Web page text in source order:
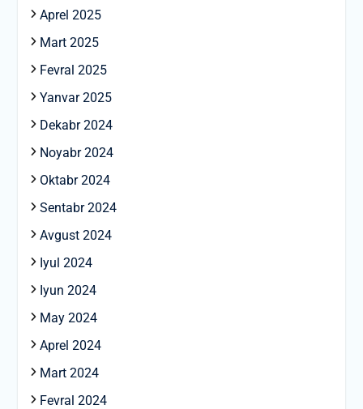
Aprel 2025
Mart 2025
Fevral 2025
Yanvar 2025
Dekabr 2024
Noyabr 2024
Oktabr 2024
Sentabr 2024
Avgust 2024
Iyul 2024
Iyun 2024
May 2024
Aprel 2024
Mart 2024
Fevral 2024